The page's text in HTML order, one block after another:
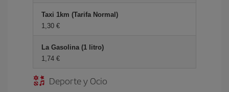
Taxi 1km (Tarifa Normal)
1,30 €
La Gasolina (1 litro)
1,74 €
Deporte y Ocio